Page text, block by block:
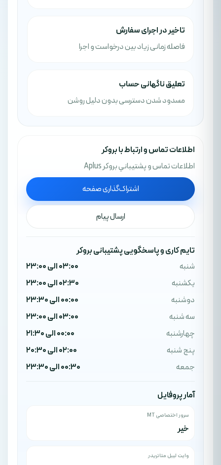
تاخیر در اجرای سفارش
فاصله زمانی زیاد بین درخواست و اجرا
تعلیق ناگهانی حساب
مسدود شدن دسترسی بدون دلیل روشن
اطلاعات تماس و ارتباط با بروکر
اطلاعات تماس و پشتيباني بروکر Aplus
اشتراک‌گذاری صفحه
ارسال پیام
تایم کاری و پاسخگویی پشتیبانی بروکر
شنبه
03:00 الی 23:00
یکشنبه
02:30 الی 23:00
دوشنبه
00:00 الی 23:30
سه شنبه
03:00 الی 23:00
چهارشنبه
00:00 الی 21:30
پنج شنبه
02:00 الی 20:30
جمعه
00:30 الی 23:30
آمار پروفایل
سرور اختصاصی MT
خیر
وایت لیبل متاتریدر